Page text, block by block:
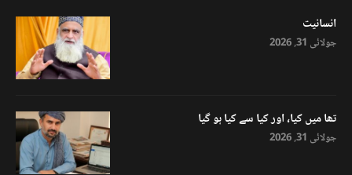
انسانیت
جولائی 31, 2026
تھا میں کیا، اور کیا سے کیا ہو گیا
جولائی 31, 2026